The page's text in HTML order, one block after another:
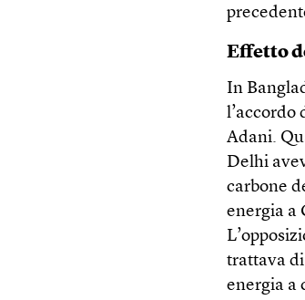
Effetto
In
l’accordo
Adani.
Delhi
carbone
energia a
trattava di
energia a